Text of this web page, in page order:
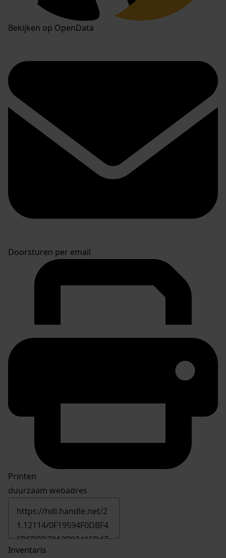
Bekijken op OpenData
Doorsturen per email
Printen
duurzaam webadres
Inventaris